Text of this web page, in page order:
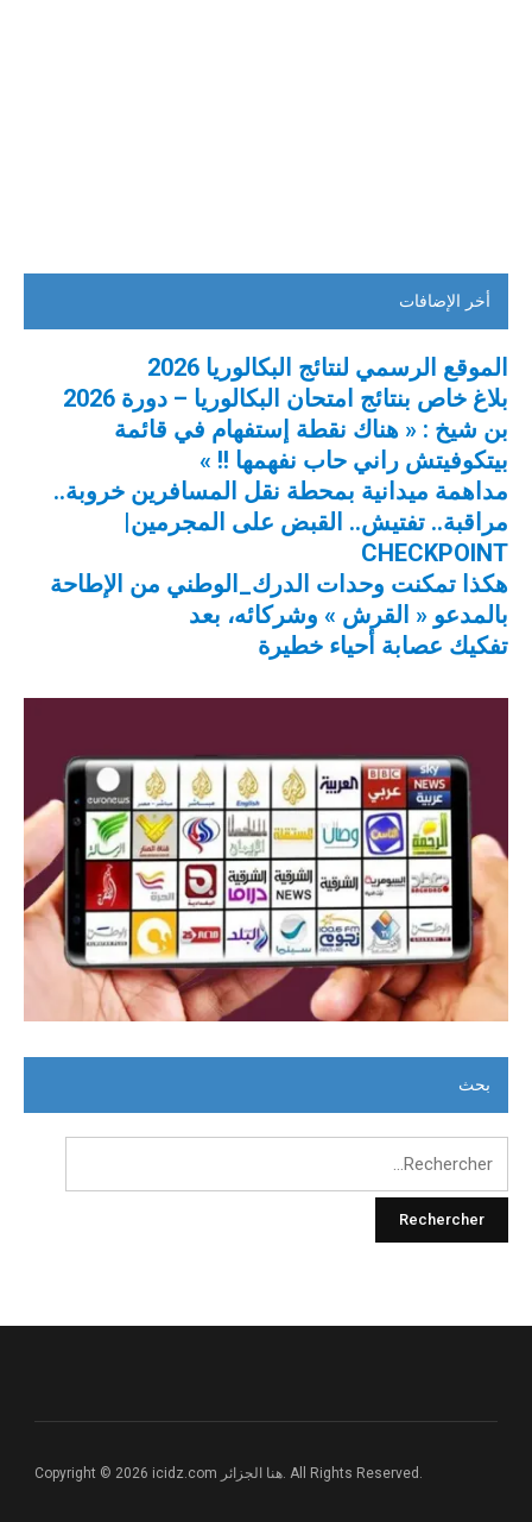
أخر الإضافات
الموقع الرسمي لنتائج البكالوريا 2026
بلاغ خاص بنتائج امتحان البكالوريا – دورة 2026
بن شيخ : « هناك نقطة إستفهام في قائمة
بيتكوفيتش راني حاب نفهمها !! »
مداهمة ميدانية بمحطة نقل المسافرين خروبة..
مراقبة.. تفتيش.. القبض على المجرمين|
CHECKPOINT
هكذا تمكنت وحدات الدرك_الوطني من الإطاحة
بالمدعو « القرش » وشركائه، بعد
تفكيك عصابة أحياء خطيرة
بحث
Copyright © 2026 icidz.com هنا الجزائر. All Rights Reserved.